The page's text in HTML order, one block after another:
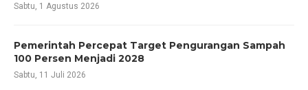
Sabtu, 1 Agustus 2026
Pemerintah Percepat Target Pengurangan Sampah
100 Persen Menjadi 2028
Sabtu, 11 Juli 2026